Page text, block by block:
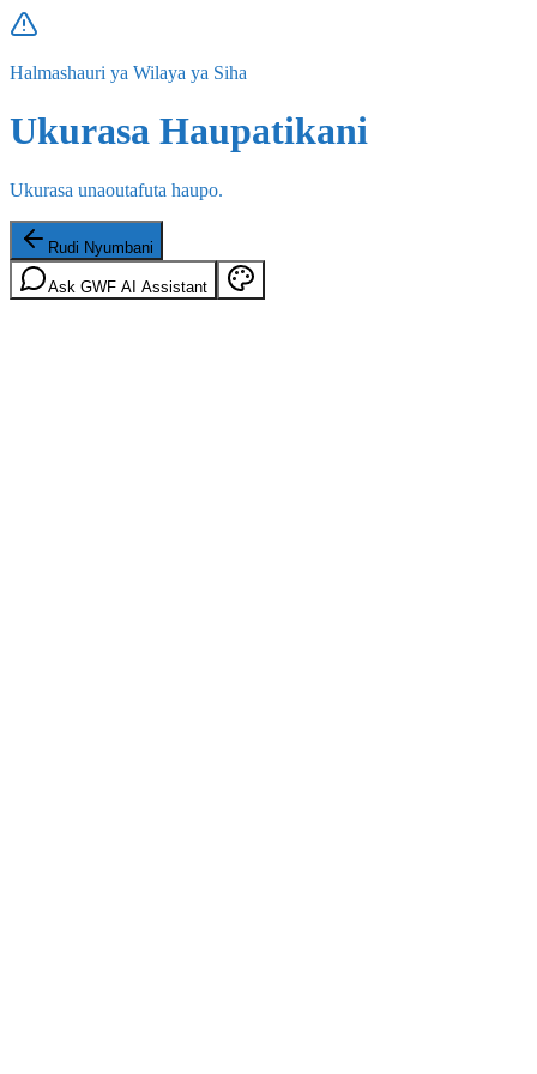
Halmashauri ya Wilaya ya Siha
Ukurasa Haupatikani
Ukurasa unaoutafuta haupo.
Rudi Nyumbani
Ask GWF AI Assistant